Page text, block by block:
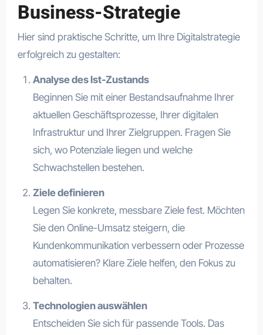
Business-Strategie
Hier sind praktische Schritte, um Ihre Digitalstrategie
erfolgreich zu gestalten:
Analyse des Ist-Zustands
Beginnen Sie mit einer Bestandsaufnahme Ihrer
aktuellen Geschäftsprozesse, Ihrer digitalen
Infrastruktur und Ihrer Zielgruppen. Fragen Sie
sich, wo Potenziale liegen und welche
Schwachstellen bestehen.
Ziele definieren
Legen Sie konkrete, messbare Ziele fest. Möchten
Sie den Online-Umsatz steigern, die
Kundenkommunikation verbessern oder Prozesse
automatisieren? Klare Ziele helfen, den Fokus zu
behalten.
Technologien auswählen
Entscheiden Sie sich für passende Tools. Das